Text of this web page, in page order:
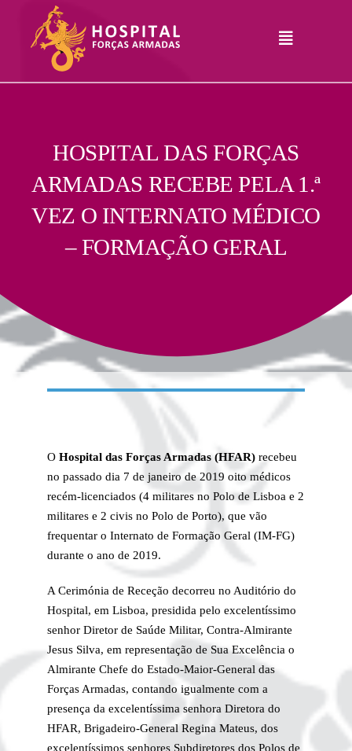
content
Toggle
Serviços
Comunicação
Junte-Se A Nós
Contatos
HOSPITAL DAS FORÇAS
ARMADAS RECEBE PELA 1.ª
VEZ O INTERNATO MÉDICO
– FORMAÇÃO GERAL
O Hospital das Forças Armadas (HFAR)recebeu
no passado dia 7 de janeiro de 2019 oito médicos
recém-licenciados (4 militares no Polo de Lisboa e 2
militares e 2 civis no Polo de Porto), que vão
frequentar o Internato de Formação Geral (IM-FG)
durante o ano de 2019.
A Cerimónia de Receção decorreu no Auditório do
Hospital, em Lisboa, presidida pelo excelentíssimo
senhor Diretor de Saúde Militar, Contra-Almirante
Jesus Silva, em representação de Sua Excelência o
Almirante Chefe do Estado-Maior-General das
Forças Armadas, contando igualmente com a
presença da excelentíssima senhora Diretora do
HFAR, Brigadeiro-General Regina Mateus, dos
excelentíssimos senhores Subdiretores dos Polos de